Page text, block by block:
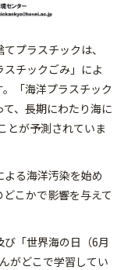
プラスチックは、
チックごみ」によ
「海洋プラスチック
、長期にわたり海に
とが予測されていま
る海洋汚染を始め
こかで影響を与えて
「世界海の日（6月
がどこで学習してい